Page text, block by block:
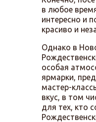
в любое
интересно и
красиво и
Однако в
особая
ярмарки,
мастер-
вкус, в том
для тех, кто